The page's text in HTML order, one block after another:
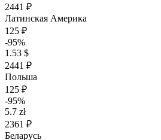
2441 ₽
Латинская Америка
125 ₽
-95%
1.53 $
2441 ₽
Польша
125 ₽
-95%
5.7 zł
2361 ₽
Беларусь